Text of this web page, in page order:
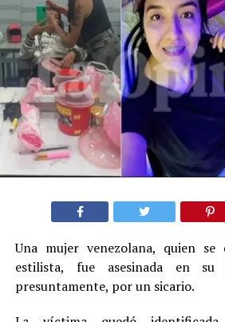
Una mujer venezolana, quien se
estilista, fue asesinada en
presuntamente, por un sicario.